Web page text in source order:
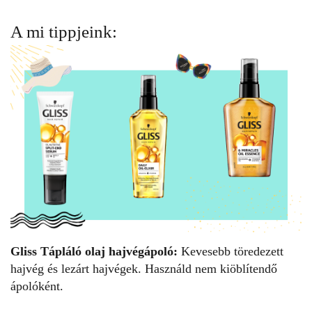
A mi tippjeink:
Gliss Tápláló olaj hajvégápoló: Kevesebb töredezett
hajvég és lezárt hajvégek. Használd nem kiöblítendő
ápolóként.